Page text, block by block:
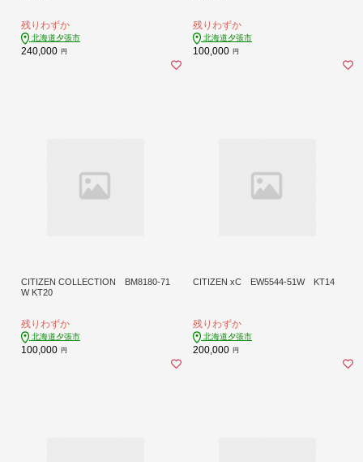
残りわずか
北海道夕張市
240,000 円
残りわずか
北海道夕張市
100,000 円
CITIZEN COLLECTION BM8180-71
W KT20
残りわずか
北海道夕張市
100,000 円
CITIZEN xC EW5544-51W KT14
残りわずか
北海道夕張市
200,000 円